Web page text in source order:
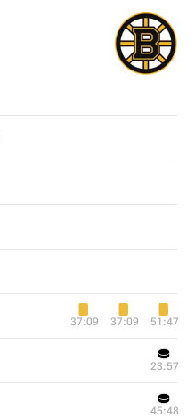
37:09 37:09 51:47
23:57
45:48